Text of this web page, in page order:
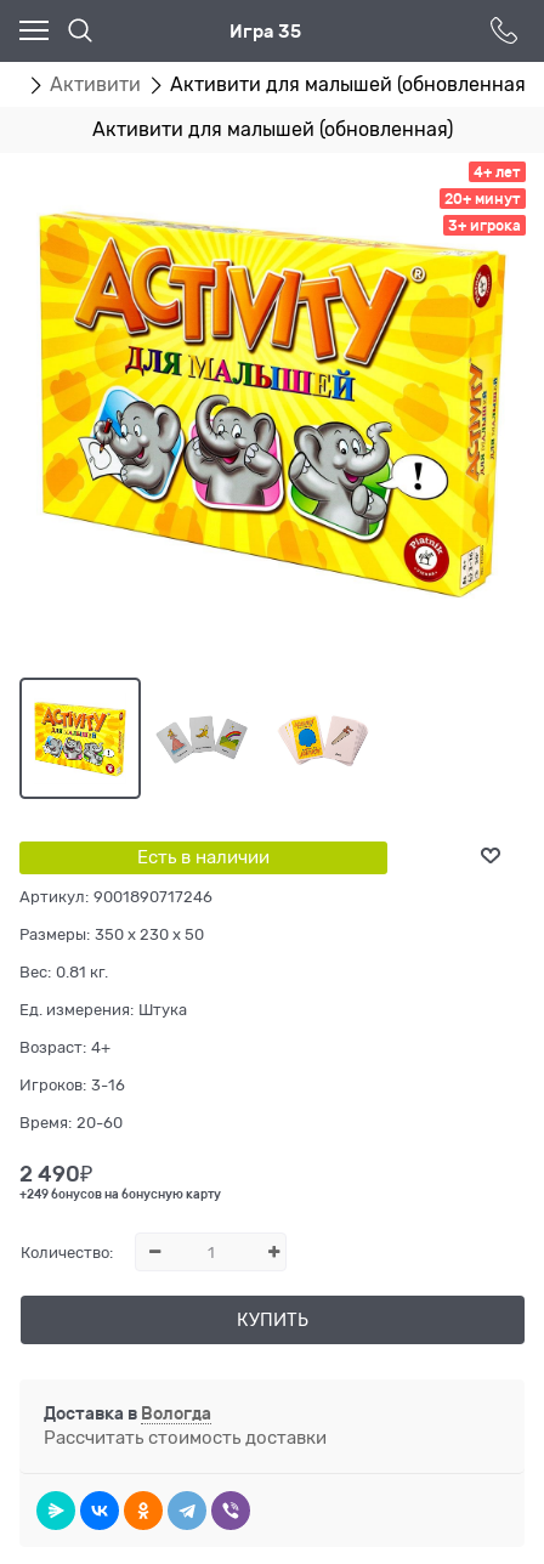
Игра 35
Активити Активити для малышей (обновленная)
Активити для малышей (обновленная)
4+ лет
20+ минут
3+ игрока
Есть в наличии
Артикул: 9001890717246
Размеры: 350 x 230 x 50
Вес: 0.81 кг.
Ед. измерения: Штука
Возраст: 4+
Игроков: 3-16
Время: 20-60
2 490₽
+249 бонусов на бонусную карту
Количество:
КУПИТЬ
Доставка в Вологда
Рассчитать стоимость доставки